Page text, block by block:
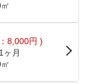
8,000円 )
1ヶ月